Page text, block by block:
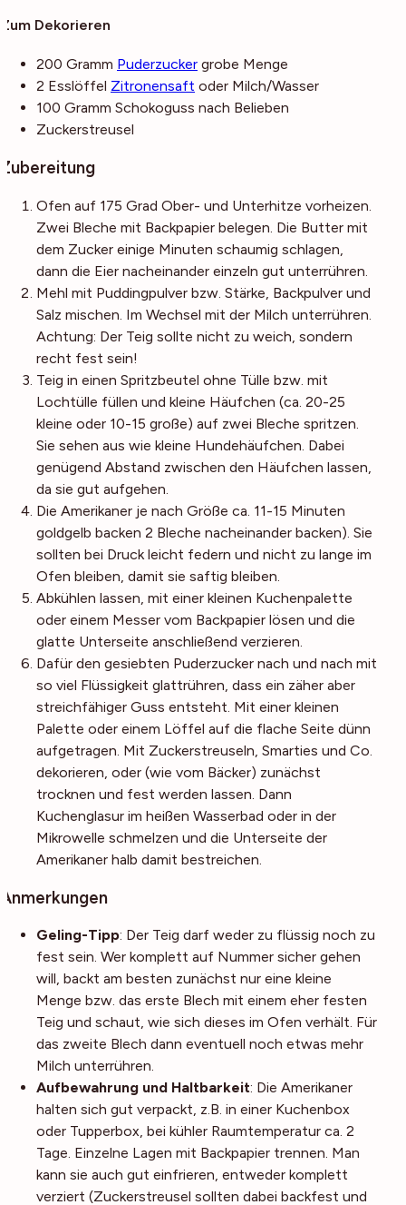
Zum Dekorieren
200 Gramm Puderzucker grobe Menge
2 Esslöffel Zitronensaft oder Milch/Wasser
100 Gramm Schokoguss nach Belieben
Zuckerstreusel
Zubereitung
Ofen auf 175 Grad Ober- und Unterhitze vorheizen.
Zwei Bleche mit Backpapier belegen. Die Butter mit
dem Zucker einige Minuten schaumig schlagen,
dann die Eier nacheinander einzeln gut unterrühren.
Mehl mit Puddingpulver bzw. Stärke, Backpulver und
Salz mischen. Im Wechsel mit der Milch unterrühren.
Achtung: Der Teig sollte nicht zu weich, sondern
recht fest sein!
Teig in einen Spritzbeutel ohne Tülle bzw. mit
Lochtülle füllen und kleine Häufchen (ca. 20-25
kleine oder 10-15 große) auf zwei Bleche spritzen.
Sie sehen aus wie kleine Hundehäufchen. Dabei
genügend Abstand zwischen den Häufchen lassen,
da sie gut aufgehen.
Die Amerikaner je nach Größe ca. 11-15 Minuten
goldgelb backen 2 Bleche nacheinander backen). Sie
sollten bei Druck leicht federn und nicht zu lange im
Ofen bleiben, damit sie saftig bleiben.
Abkühlen lassen, mit einer kleinen Kuchenpalette
oder einem Messer vom Backpapier lösen und die
glatte Unterseite anschließend verzieren.
Dafür den gesiebten Puderzucker nach und nach mit
so viel Flüssigkeit glattrühren, dass ein zäher aber
streichfähiger Guss entsteht. Mit einer kleinen
Palette oder einem Löffel auf die flache Seite dünn
aufgetragen. Mit Zuckerstreuseln, Smarties und Co.
dekorieren, oder (wie vom Bäcker) zunächst
trocknen und fest werden lassen. Dann
Kuchenglasur im heißen Wasserbad oder in der
Mikrowelle schmelzen und die Unterseite der
Amerikaner halb damit bestreichen.
Anmerkungen
Geling-Tipp: Der Teig darf weder zu flüssig noch zu
fest sein. Wer komplett auf Nummer sicher gehen
will, backt am besten zunächst nur eine kleine
Menge bzw. das erste Blech mit einem eher festen
Teig und schaut, wie sich dieses im Ofen verhält. Für
das zweite Blech dann eventuell noch etwas mehr
Milch unterrühren.
Aufbewahrung und Haltbarkeit: Die Amerikaner
halten sich gut verpackt, z.B. in einer Kuchenbox
oder Tupperbox, bei kühler Raumtemperatur ca. 2
Tage. Einzelne Lagen mit Backpapier trennen. Man
kann sie auch gut einfrieren, entweder komplett
verziert (Zuckerstreusel sollten dabei backfest und